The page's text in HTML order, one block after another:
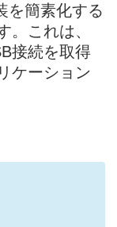
を簡素化する
。これは、
接続を取得
ケーション